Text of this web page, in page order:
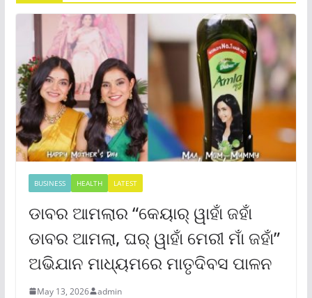
BUSINESS HEALTH LATEST
ଡାବର ଆମଲାର “କେୟାର୍ ୱାହାଁ ଜହାଁ
ଡାବର ଆମଲା, ଘର୍ ୱାହାଁ ମେରୀ ମାଁ ଜହାଁ”
ଅଭିଯାନ ମାଧ୍ୟମରେ ମାତୃଦିବସ ପାଳନ
May 13, 2026 admin